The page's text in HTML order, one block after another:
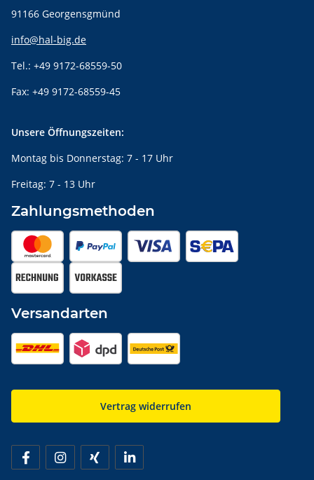
91166 Georgensgmünd
info@hal-big.de
Tel.: +49 9172-68559-50
Fax: +49 9172-68559-45
Unsere Öffnungszeiten:
Montag bis Donnerstag: 7 - 17 Uhr
Freitag: 7 - 13 Uhr
Zahlungsmethoden
Versandarten
Vertrag widerrufen